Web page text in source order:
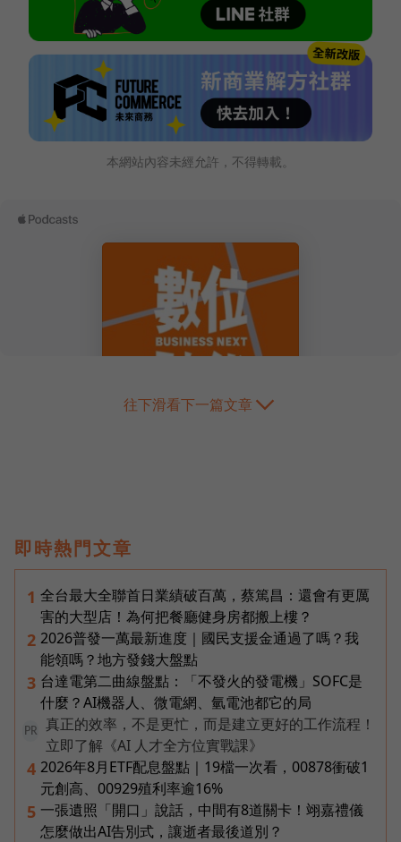
本網站內容未經允許，不得轉載。
往下滑看下一篇文章
即時熱門文章
1 全台最大全聯首日業績破百萬，蔡篤昌：還會有更厲
害的大型店！為何把餐廳健身房都搬上樓？
2 2026普發一萬最新進度｜國民支援金通過了嗎？我
能領嗎？地方發錢大盤點
3 台達電第二曲線盤點：「不發火的發電機」SOFC是
什麼？AI機器人、微電網、氫電池都它的局
PR
真正的效率，不是更忙，而是建立更好的工作流程！
立即了解《AI 人才全方位實戰課》
4 2026年8月ETF配息盤點｜19檔一次看，00878衝破1
元創高、00929殖利率逾16%
5 一張遺照「開口」說話，中間有8道關卡！翊嘉禮儀
怎麼做出AI告別式，讓逝者最後道別？